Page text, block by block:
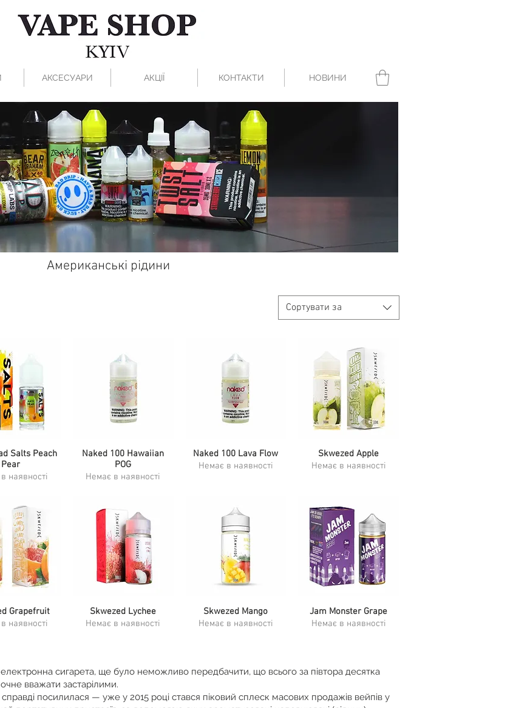
АКСЕСУАРИ АКЦІЇ КОНТАКТИ НОВИНИ
Американські рідини
Сортувати за
перегляд
Salts Peach
Pear
наявності
Швидкий перегляд
Naked 100 Hawaiian
POG
Немає в наявності
Швидкий перегляд
Naked 100 Lava Flow
Немає в наявності
Швидкий перегляд
Skwezed Apple
Немає в наявності
перегляд
Grapefruit
наявності
Швидкий перегляд
Skwezed Lychee
Немає в наявності
Швидкий перегляд
Skwezed Mango
Немає в наявності
Швидкий перегляд
Jam Monster Grape
Немає в наявності
сигарета, ще було неможливо передбачити, що всього за півтора десятка
вважати застарілими.
справді посилилася — уже у 2015 році стався піковий сплеск масових продажів вейпів у